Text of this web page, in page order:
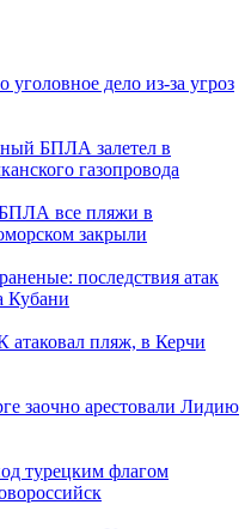
уголовное дело из-за угроз
БПЛА залетел в
газопровода
БПЛА все пляжи в
закрыли
последствия атак
Кубани
пляж, в Керчи
заочно арестовали Лидию
турецким флагом